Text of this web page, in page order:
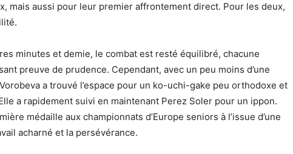
mais aussi pour leur premier affrontement direct. Pour les deux,
minutes et demie, le combat est resté équilibré, chacune
preuve de prudence. Cependant, avec un peu moins d’une
a trouvé l’espace pour un ko-uchi-gake peu orthodoxe et
a rapidement suivi en maintenant Perez Soler pour un ippon.
médaille aux championnats d’Europe seniors à l’issue d’une
acharné et la persévérance.